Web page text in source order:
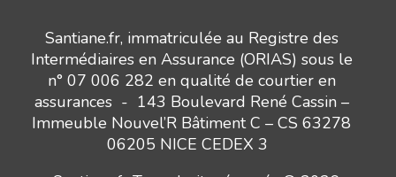
Santiane.fr, immatriculée au Registre des
Intermédiaires en Assurance (ORIAS) sous le
n° 07 006 282 en qualité de courtier en
assurances - 143 Boulevard René Cassin –
Immeuble Nouvel’R Bâtiment C – CS 63278
06205 NICE CEDEX 3